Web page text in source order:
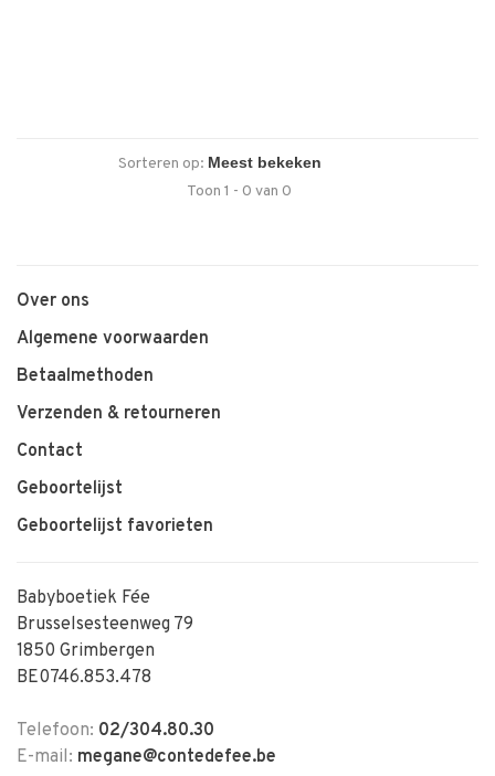
Sorteren op:
Toon 1 - 0 van 0
Over ons
Algemene voorwaarden
Betaalmethoden
Verzenden & retourneren
Contact
Geboortelijst
Geboortelijst favorieten
Babyboetiek Fée
Brusselsesteenweg 79
1850 Grimbergen
BE0746.853.478
Telefoon: 02/304.80.30
E-mail: megane@contedefee.be